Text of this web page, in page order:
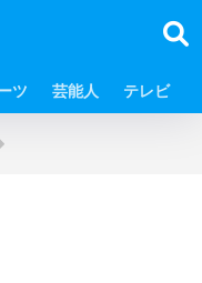
ツ 芸能人 テレビ